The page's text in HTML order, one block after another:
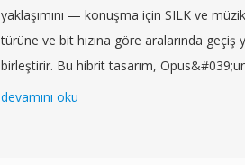
yaklaşımını — konuşma için SILK ve
türüne ve bit hızına göre aralarında
birleştirir. Bu hibrit tasarım,
yelpazesinde neredeyse tüm diğer
devamını oku